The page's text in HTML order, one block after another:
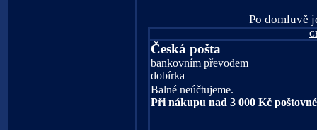
Po domluvě
Česká pošta
bankovním převodem
dobírka
Balné neúčtujeme.
Při nákupu nad 3 000 Kč